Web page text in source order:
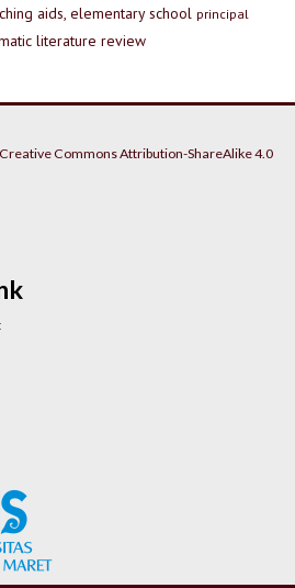
aids, elementary school principal
literature review
Creative Commons Attribution-ShareAlike 4.0